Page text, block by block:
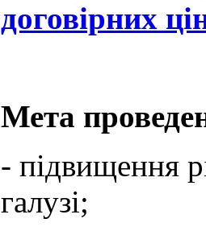
договірних
Мета
- підвищення
галузі;